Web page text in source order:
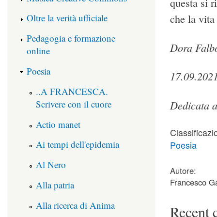
che la
Dora
Dedicata
Poesia
Autore:
Francesco
Recent
Oltre la verità ufficiale
Pedagogia e formazione
online
Poesia
..A FRANCESCA.
Scrivere con il cuore
Actio manet
Ai tempi dell'epidemia
Al Nero
Alla patria
Alla ricerca di Anima